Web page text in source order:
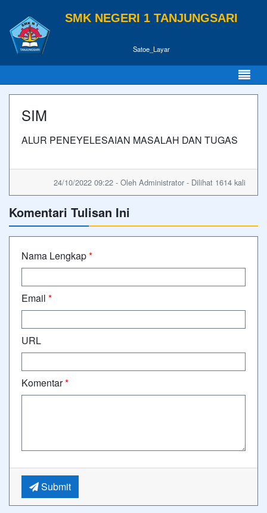
SMK NEGERI 1 TANJUNGSARI
Satoe_Layar
SIM
ALUR PENEYELESAIAN MASALAH DAN TUGAS
24/10/2022 09:22 - Oleh Administrator - Dilihat 1614 kali
Komentari Tulisan Ini
Nama Lengkap*
Email *
URL
Komentar*
Submit